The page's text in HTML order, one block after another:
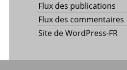
Flux des publications
Flux des commentaires
Site de WordPress-FR